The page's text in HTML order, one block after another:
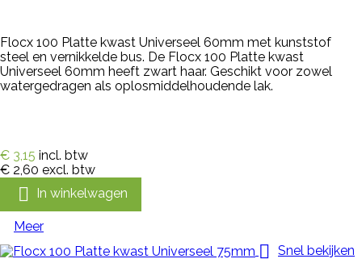
Flocx 100 Platte kwast Universeel 60mm met kunststof
steel en vernikkelde bus. De Flocx 100 Platte kwast
Universeel 60mm heeft zwart haar. Geschikt voor zowel
watergedragen als oplosmiddelhoudende lak.
€ 3,15 incl. btw
€ 2,60 excl. btw
 In winkelwagen
Meer
 Snel bekijken